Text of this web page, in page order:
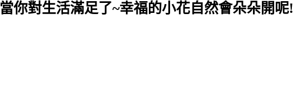
你對生活滿足了~幸福的小花自然會朵朵開呢!